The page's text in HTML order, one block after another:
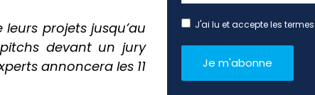
projets jusqu’au
devant un jury
annoncera les 11
J'ai lu et accepte les